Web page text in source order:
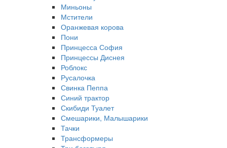
Миньоны
Мстители
Оранжевая корова
Пони
Принцесса София
Принцессы Диснея
Роблокс
Русалочка
Свинка Пеппа
Синий трактор
Скибиди Туалет
Смешарики, Малышарики
Тачки
Трансформеры